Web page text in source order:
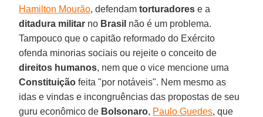
Hamilton Mourão, defendamtorturadores e a
ditadura militar no Brasil não é um problema.
Tampouco que o capitão reformado do Exército
ofenda minorias sociais ou rejeite o conceito de
direitos humanos, nem que o vice mencione uma
Constituição feita "por notáveis". Nem mesmo as
idas e vindas e incongruências das propostas de seu
guru econômico de Bolsonaro, Paulo Guedes, que